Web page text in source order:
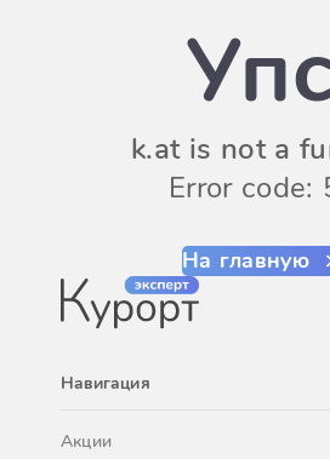
k.at is not a
Error code:
На главную
Навигация
Акции